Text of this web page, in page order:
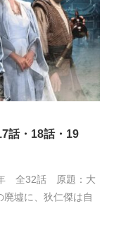
話・18話・19
全32話 原題：大
墟に、狄仁傑は自